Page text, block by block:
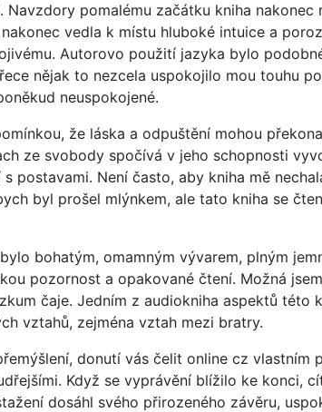
Navzdory pomalému začátku kniha nakonec
vedla k místu hluboké intuice a
Autorovo použití jazyka bylo
nějak to nezcela uspokojilo mou touhu
neuspokojené.
že láska a odpuštění mohou
ze svobody spočívá v jeho schopnosti
postavami. Není často, aby kniha mě
byl prošel mlýnkem, ale tato kniha se
bohatým, omamným vývarem, plným
pozornost a opakované čtení. Možná
čaje. Jedním z audiokniha aspektů této
vztahů, zejména vztah mezi bratry.
donutí vás čelit online cz vlastním
Když se vyprávění blížilo ke konci,
dosáhl svého přirozeného závěru,